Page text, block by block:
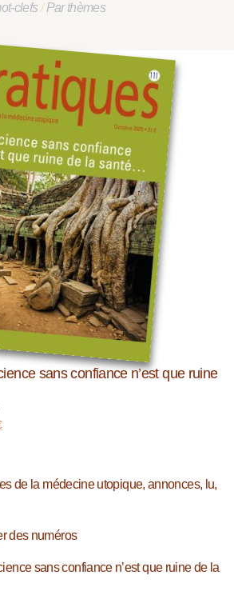
clefs/Par thèmes
sans confiance n’est que ruine
de la médecine utopique, annonces, lu,
des numéros
sans confiance n’est que ruine de la